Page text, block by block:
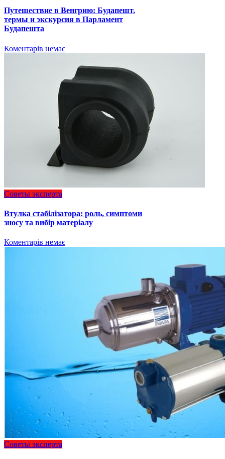
Путешествие в Венгрию: Будапешт,
термы и экскурсия в Парламент
Будапешта
Коментарів немає
Советы эксперта
Втулка стабілізатора: роль, симптоми
зносу та вибір матеріалу
Коментарів немає
Советы эксперта